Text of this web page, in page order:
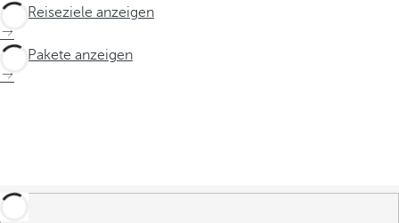
Alle Reiseziele anzeigen
Alle Pakete anzeigen